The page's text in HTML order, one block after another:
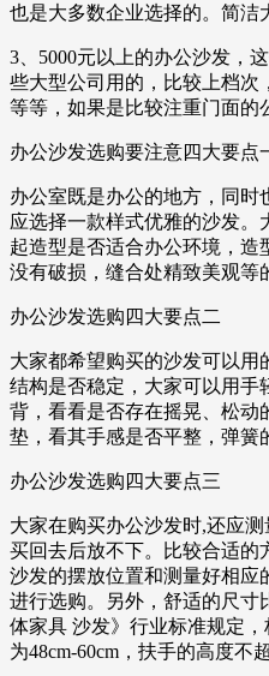
也是大多数企业选择的。简洁
3、5000元以上的办公沙发，
些大型公司用的，比较上档次
等等，如果是比较注重门面的
办公沙发选购要注意四大要点
办公室既是办公的地方，同时
应选择一款样式优雅的沙发
起造型是否适合办公环境，
没有破损，缝合处精致美观等
办公沙发选购四大要点二
大家都希望购买的沙发可以用
结构是否稳定，大家可以用手
背，看看是否存在摇晃、松动
垫，看其手感是否平整，弹簧
办公沙发选购四大要点三
大家在购买办公沙发时,还应
买回去后放不下。比较合适的
沙发的摆放位置和测量好相应
进行选购。另外，舒适的尺寸
体家具 沙发》行业标准规定，
为48cm-60cm，扶手的高度不超